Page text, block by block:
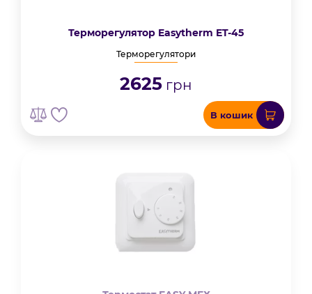
Терморегулятор Easytherm ET-45
Терморегулятори
2625 грн
В кошик